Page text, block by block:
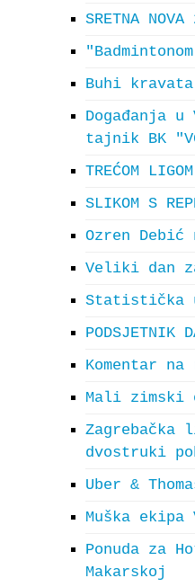
SRETNA
Buhi
Događanja
tajnik BK
TREĆOM
SLIKOM S
Ozren
Veliki dan
Statistička
PODSJETNIK
Komentar
Mali zimski
Zagrebačka
dvostruki
Uber &
Muška
Ponuda za
Makarskoj